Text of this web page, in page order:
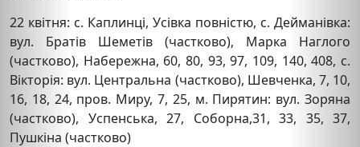
22 квітня: с. Каплинці, Усівка повністю, с. Дейманівка:
вул. Братів Шеметів (частково), Марка Наглого
(частково), Набережна, 60, 80, 93, 97, 109, 140, 408, с.
Вікторія: вул. Центральна (частково), Шевченка, 7, 10,
16, 18, 24, пров. Миру, 7, 25, м. Пирятин: вул. Зоряна
(частково), Успенська, 27, Соборна,31, 33, 35, 37,
Пушкіна (частково)